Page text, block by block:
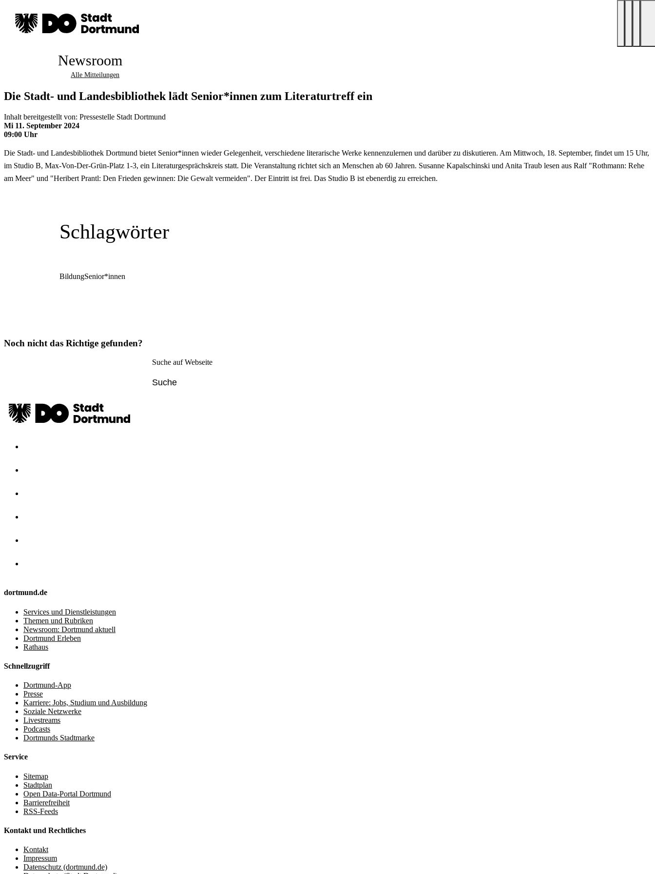
Newsroom
Alle Mitteilungen
Die Stadt- und Landesbibliothek lädt Senior*innen zum Literaturtreff ein
Inhalt bereitgestellt von: Pressestelle Stadt Dortmund
Mi 11. September 2024
09:00 Uhr
Die Stadt- und Landesbibliothek Dortmund bietet Senior*innen wieder Gelegenheit, verschiedene literarische Werke kennenzulernen und darüber zu diskutieren. Am Mittwoch, 18. September, findet um 15 Uhr,
im Studio B, Max-Von-Der-Grün-Platz 1-3, ein Literaturgesprächskreis statt. Die Veranstaltung richtet sich an Menschen ab 60 Jahren. Susanne Kapalschinski und Anita Traub lesen aus Ralf "Rothmann: Rehe
am Meer" und "Heribert Prantl: Den Frieden gewinnen: Die Gewalt vermeiden". Der Eintritt ist frei. Das Studio B ist ebenerdig zu erreichen.
Schlagwörter
BildungSenior*innen
Noch nicht das Richtige gefunden?
Suche auf Webseite
dortmund.de
Services und Dienstleistungen
Themen und Rubriken
Newsroom: Dortmund aktuell
Dortmund Erleben
Rathaus
Schnellzugriff
Dortmund-App
Presse
Karriere: Jobs, Studium und Ausbildung
Soziale Netzwerke
Livestreams
Podcasts
Dortmunds Stadtmarke
Service
Sitemap
Stadtplan
Open Data-Portal Dortmund
Barrierefreiheit
RSS-Feeds
Kontakt und Rechtliches
Kontakt
Impressum
Datenschutz (dortmund.de)